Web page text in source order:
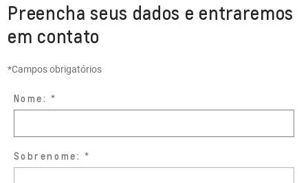
Preencha seus dados e entraremos
em contato
*Campos obrigatórios
Nome:
Sobrenome: